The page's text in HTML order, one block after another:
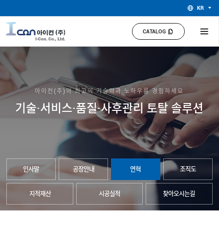
KR
CATALOG
아이컨(주)의 최고의 기술력과 노하우를 경험하세요
기술·서비스·품질·사후관리 토탈 솔루션
인사말 공장안내 연혁 조직도
지적재산 시공실적 찾아오시는길